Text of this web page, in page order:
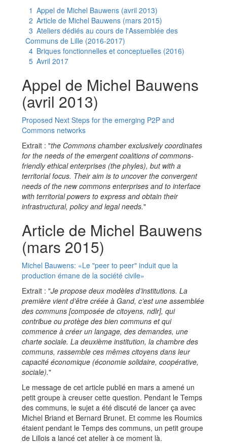
1 Appel de Michel Bauwens (avril 2013)
2 Article de Michel Bauwens (mars 2015)
3 Ateliers dédiés au cours de l'Assemblée des
Communs de Lille (2016-2017)
4 Briques fonctionnelles et conceptuelles (2016)
5 Avril 2017
Appel de Michel Bauwens
(avril 2013)
Proposed Next Steps for the emerging P2P and
Commons networks
Extrait : "the Commons chamber exclusively coordinates
for the needs of the emergent coalitions of commons-
friendly ethical enterprises (the phyles), but with a
territorial focus. Their aim is to uncover the convergent
needs of the new commons enterprises and to interface
with territorial powers to express and obtain their
infrastructural, policy and legal needs."
Article de Michel Bauwens
(mars 2015)
Michel Bauwens: «Le "peer to peer" induit que la
production émane de la société civile»
Extrait : "Je propose deux modèles d’institutions. La
première vient d’être créée à Gand, c’est une assemblée
des communs [composée de citoyens, ndlr], qui
contribue ou protège des bien communs et qui
commence à créer un langage, des demandes, une
charte sociale. La deuxième institution, la chambre des
communs, rassemble ces mêmes citoyens dans leur
capacité économique (économie solidaire, coopérative,
sociale)."
Le message de cet article publié en mars a amené un
petit groupe à creuser cette question. Pendant le Temps
des communs, le sujet a été discuté de lancer ça avec
Michel Briand et Bernard Brunet. Et comme les Roumics
étaient pendant le Temps des communs, un petit groupe
de Lillois a lancé cet atelier à ce moment là.